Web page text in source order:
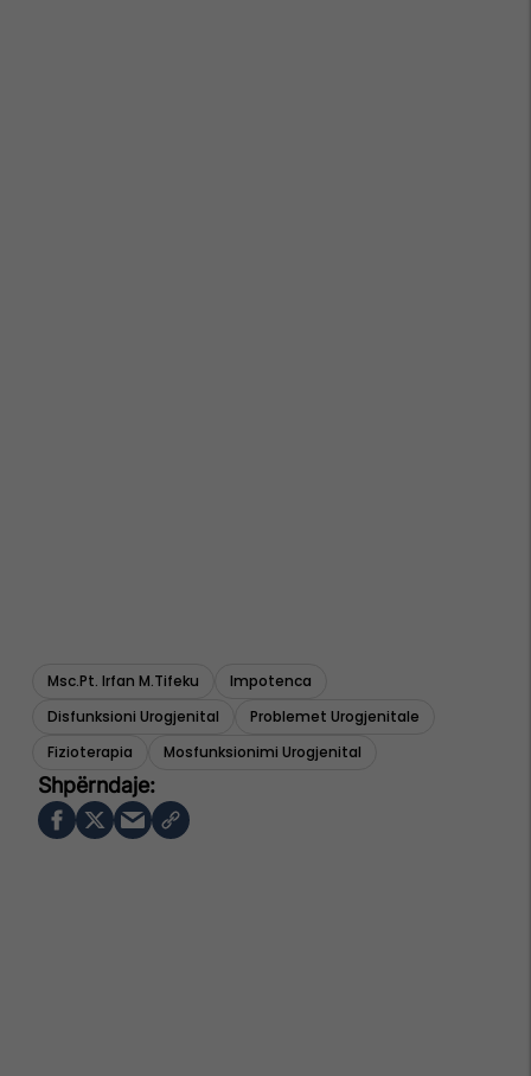
Msc.pt. Irfan M.tifeku
Impotenca
Disfunksioni Urogjenital
Problemet Urogjenitale
Fizioterapia
Mosfunksionimi Urogjenital